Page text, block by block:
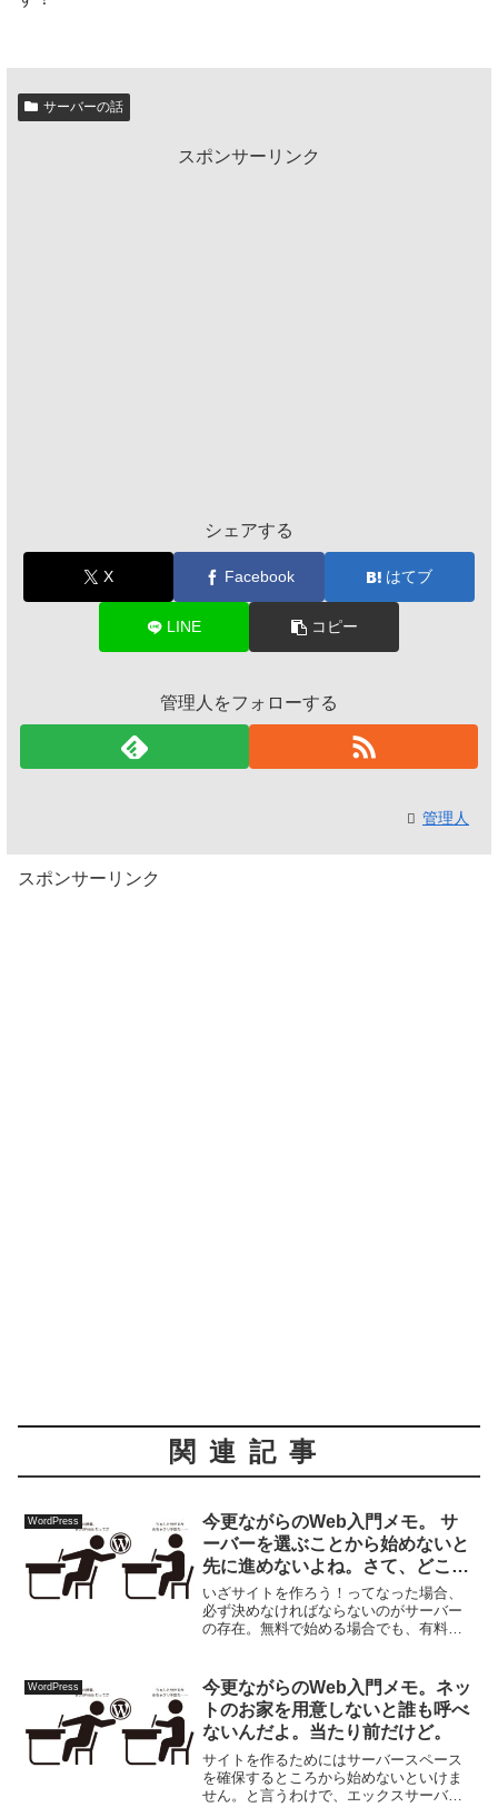
サーバーの話
スポンサーリンク
シェアする
X Facebook はてブ
LINE コピー
管理人をフォローする
管理人
スポンサーリンク
関連記事
WordPress
今更ながらのWeb入門メモ。 サ
ーバーを選ぶことから始めないと
先に進めないよね。さて、どこに
お世話になろうかなぁ……
いざサイトを作ろう！ってなった場合、
必ず決めなければならないのがサーバー
の存在。無料で始める場合でも、有料で
ですが、どういったサービスがあるんだ
ろう？って気になったりしますよね。
WordPress
今更ながらのWeb入門メモ。ネッ
トのお家を用意しないと誰も呼べ
ないんだよ。当たり前だけど。
サイトを作るためにはサーバースペース
を確保するところから始めないといけま
せん。と言うわけで、エックスサーバー